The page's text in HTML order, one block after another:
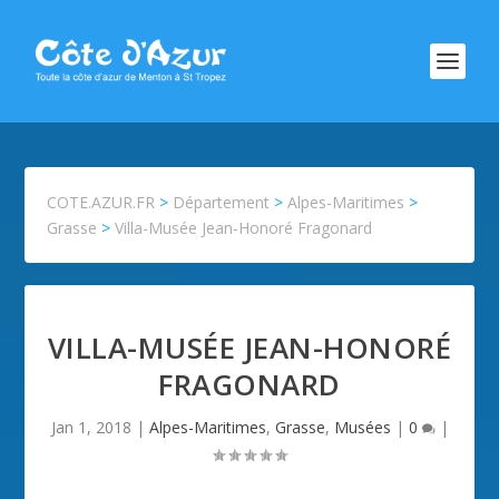
COTE.AZUR.FR > Département >Alpes-Maritimes >
Grasse >Villa-Musée Jean-Honoré Fragonard
VILLA-MUSÉE JEAN-HONORÉ
FRAGONARD
Jan 1, 2018 | Alpes-Maritimes, Grasse, Musées | 0 |